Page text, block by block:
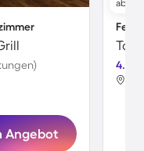
Angebot
ab
4.7